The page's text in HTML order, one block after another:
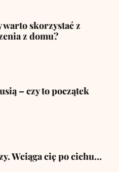
skorzystać z
z domu?
– czy to początek
Wciąga cię po cichu…